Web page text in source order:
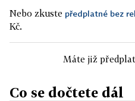
Nebo zkuste předplatné bez
Kč.
Máte již
Co se dočtete dál